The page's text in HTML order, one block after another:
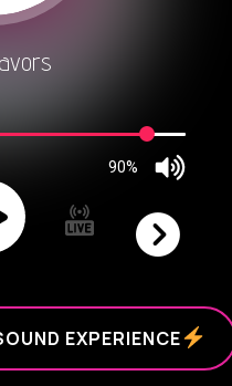
EXPERIENCE